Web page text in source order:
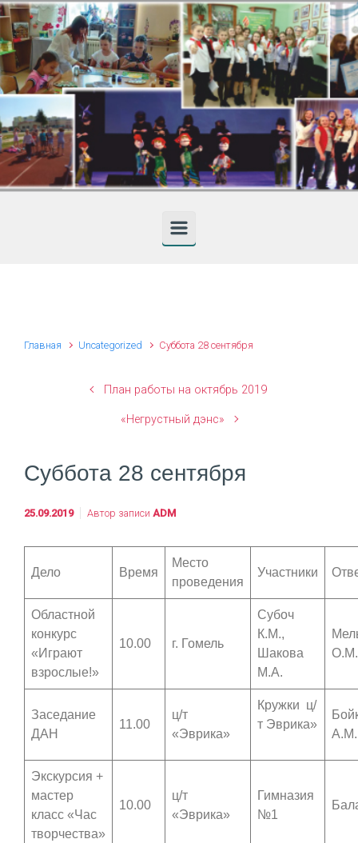
Skip to main content
Главная Uncategorized Cуббота 28 сентября
План работы на октябрь 2019
«Негрустный дэнс»
Cуббота 28 сентября
25.09.2019 Автор записи ADM
Дело Время
Место
проведения
Участники
Областной
конкурс
«Играют
взрослые!»
10.00 г. Гомель
Субоч
К.М.,
Шакова
М.А.
О.М.
Заседание
ДАН
11.00
ц/т
«Эврика»
Кружки ц/
т Эврика»
А.М.
Экскурсия +
мастер
класс «Час
творчества»
10.00
ц/т
«Эврика»
Гимназия
№1